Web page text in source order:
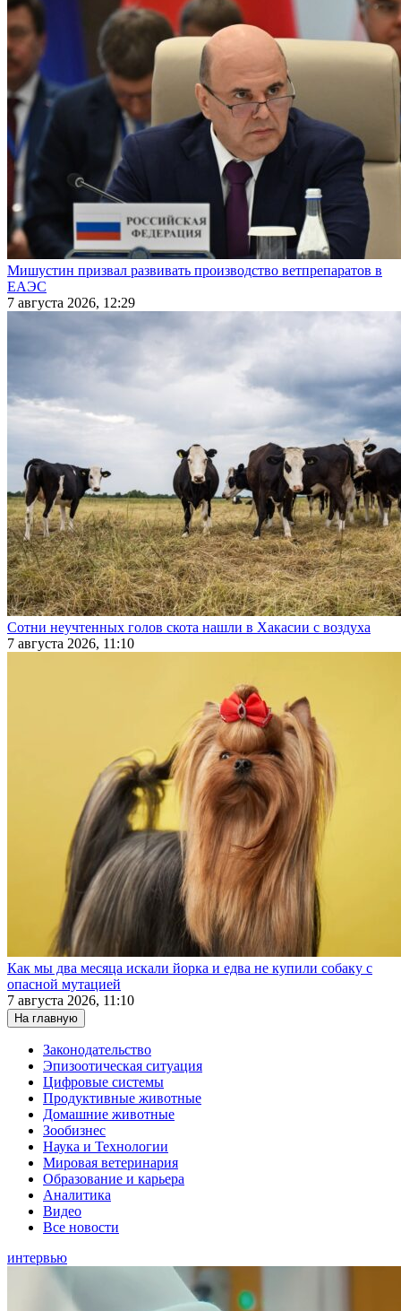
Мишустин призвал развивать производство ветпрепаратов в
ЕАЭС
7 августа 2026, 12:29
Сотни неучтенных голов скота нашли в Хакасии с воздуха
7 августа 2026, 11:10
Как мы два месяца искали йорка и едва не купили собаку с
опасной мутацией
7 августа 2026, 11:10
На главную
Законодательство
Эпизоотическая ситуация
Цифровые системы
Продуктивные животные
Домашние животные
Зообизнес
Наука и Технологии
Мировая ветеринария
Образование и карьера
Аналитика
Видео
Все новости
интервью